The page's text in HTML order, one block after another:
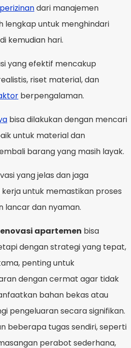
perizinandari manajemen
lengkap untuk menghindari
kemudian hari.
yang efektif mencakup
riset material, dan
berpengalaman.
bisa dilakukan dengan mencari
untuk material dan
barang yang masih layak.
yang jelas dan jaga
untuk memastikan proses
lancar dan nyaman.
apartemen bisa
dengan strategi yang tepat,
penting untuk
dengan cermat agar tidak
bahan bekas atau
pengeluaran secara signifikan.
beberapa tugas sendiri, seperti
perabot sederhana,